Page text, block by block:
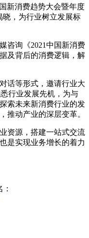
新消费趋势大会暨年度
晓，为行业树立发展标
询《2021中国新消费
及背后的消费逻辑，解
等形式，邀请行业大
行业发展先机，为与
索未来新消费行业的发
推动产业的深层变革。
源，搭建一站式交流
是实现业务增长的着力